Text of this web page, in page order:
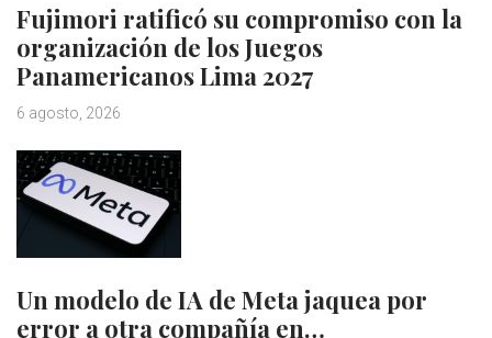
Fujimori ratificó su compromiso con la
organización de los Juegos
Panamericanos Lima 2027
6 agosto, 2026
Un modelo de IA de Meta jaquea por
error a otra compañía en…